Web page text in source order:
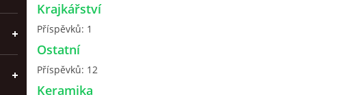
Krajkářství
Příspěvků: 1
Ostatní
Příspěvků: 12
Keramika